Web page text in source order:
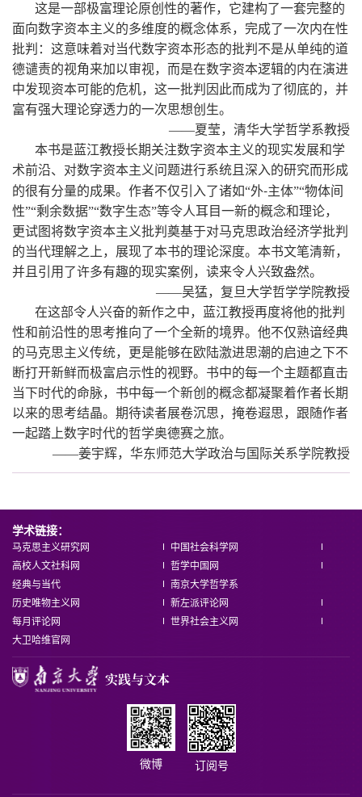
这是一部极富理论原创性的著作，它建构了一套完整的
面向数字资本主义的多维度的概念体系，完成了一次内在性
批判：这意味着对当代数字资本形态的批判不是从单纯的道
德谴责的视角来加以审视，而是在数字资本逻辑的内在演进
中发现资本可能的危机，这一批判因此而成为了彻底的，并
富有强大理论穿透力的一次思想创生。
——夏莹，清华大学哲学系教授
本书是蓝江教授长期关注数字资本主义的现实发展和学
术前沿、对数字资本主义问题进行系统且深入的研究而形成
的很有分量的成果。作者不仅引入了诸如“外-主体”“物体间
性”“剩余数据”“数字生态”等令人耳目一新的概念和理论，
更试图将数字资本主义批判奠基于对马克思政治经济学批判
的当代理解之上，展现了本书的理论深度。本书文笔清新，
并且引用了许多有趣的现实案例，读来令人兴致盎然。
——吴猛，复旦大学哲学学院教授
在这部令人兴奋的新作之中，蓝江教授再度将他的批判
性和前沿性的思考推向了一个全新的境界。他不仅熟谙经典
的马克思主义传统，更是能够在欧陆激进思潮的启迪之下不
断打开新鲜而极富启示性的视野。书中的每一个主题都直击
当下时代的命脉，书中每一个新创的概念都凝聚着作者长期
以来的思考结晶。期待读者展卷沉思，掩卷遐思，跟随作者
一起踏上数字时代的哲学奥德赛之旅。
——姜宇辉，华东师范大学政治与国际关系学院教授
学术链接：
马克思主义研究网
中国社会科学网
高校人文社科网
哲学中国网
经典与当代
南京大学哲学系
历史唯物主义网
新左派评论网
每月评论网
世界社会主义网
大卫哈维官网
微博 订阅号